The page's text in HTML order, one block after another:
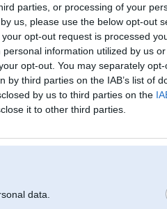
parties, or processing of your
us, please use the below opt-out
opt-out request is processed
information utilized by us
opt-out. You may separately
third parties on the IAB’s list of
by us to third parties on the
it to other third parties.
data.
pliku M40 un be\ jeebelja saliec. Nevis